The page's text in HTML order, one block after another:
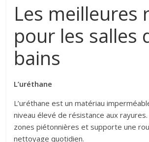
Les meilleures
pour les salles
bains
L’uréthane
L’uréthane est un matériau
niveau élevé de résistance aux
zones piétonnières et supporte une
nettoyage quotidien.